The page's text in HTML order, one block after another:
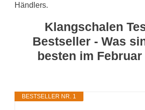
Händlers.
Klangschalen
Bestseller - Was
besten im Februar
BESTSELLER NR. 1